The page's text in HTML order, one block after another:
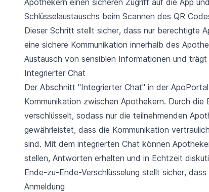
Apothekern einen sicheren Zugriff auf die App
Schlüsselaustauschs beim Scannen des QR
Dieser Schritt stellt sicher, dass nur berechtigte
eine sichere Kommunikation innerhalb des
Austausch von sensiblen Informationen und
Integrierter Chat
Der Abschnitt "Integrierter Chat" in der
Kommunikation zwischen Apothekern. Durch
verschlüsselt, sodass nur die teilnehmenden
gewährleistet, dass die Kommunikation
sind. Mit dem integrierten Chat können
stellen, Antworten erhalten und in Echtzeit
Ende-zu-Ende-Verschlüsselung stellt sicher,
Anmeldung